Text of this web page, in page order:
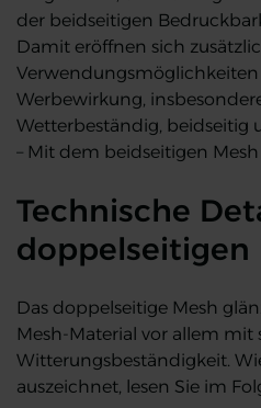
der beidseitigen
Damit eröffnen sich
Werbewirkung,
Wetterbeständig, beidseitig
– Mit dem beidseitigen
Technische
doppelseitigen
Das doppelseitige Mesh
Mesh-Material vor allem mit
Witterungsbeständigkeit.
auszeichnet, lesen Sie im